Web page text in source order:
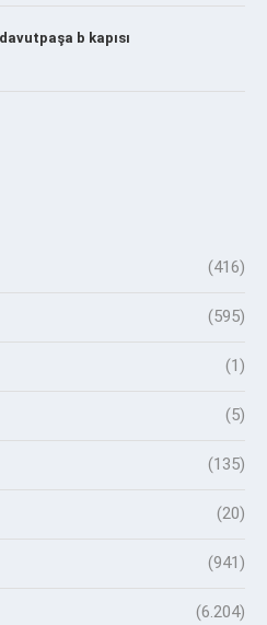
b kapısı
(416)
(595)
(1)
(5)
(135)
(20)
(941)
(6.204)